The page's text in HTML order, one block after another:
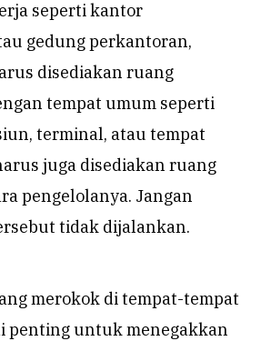
seperti kantor
gedung perkantoran,
disediakan ruang
tempat umum seperti
terminal, atau tempat
juga disediakan ruang
pengelolanya. Jangan
tidak dijalankan.
merokok di tempat-tempat
penting untuk menegakkan